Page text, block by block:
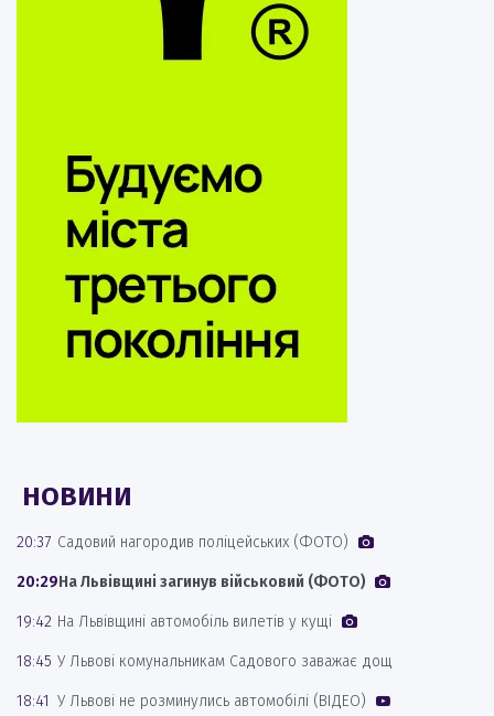
НОВИНИ
20:37 Садовий нагородив поліцейських (ФОТО)
20:29На Львівщині загинув військовий (ФОТО)
19:42 На Львівщині автомобіль вилетів у кущі
18:45 У Львові комунальникам Садового заважає дощ
18:41 У Львові не розминулись автомобілі (ВІДЕО)